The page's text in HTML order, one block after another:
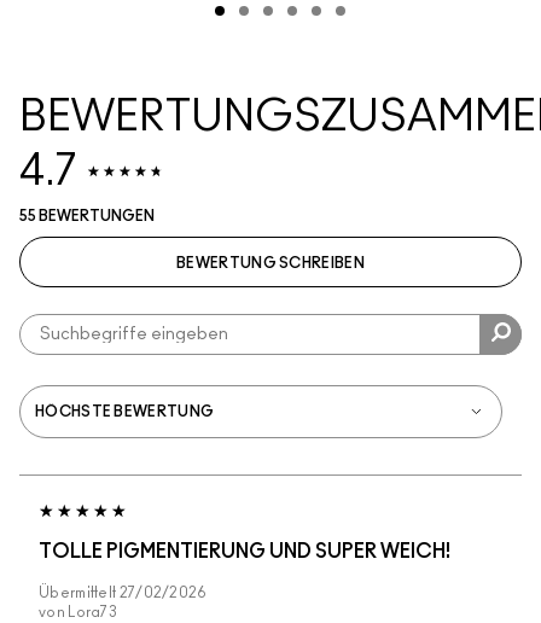
4.7
55 BEWERTUNGEN
BEWERTUNG SCHREIBEN
TOLLE PIGMENTIERUNG UND SUPER WEICH!
Übermittelt 27/02/2026
von
Lora73